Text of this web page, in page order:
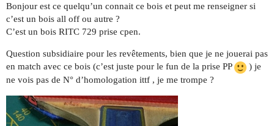
Bonjour est ce quelqu’un connait ce bois et peut me renseigner si
c’est un bois all off ou autre ?
C’est un bois RITC 729 prise cpen.
Question subsidiaire pour les revêtements, bien que je ne jouerai pas
en match avec ce bois (c’est juste pour le fun de la prise PP
) je
ne vois pas de N° d’homologation ittf , je me trompe ?